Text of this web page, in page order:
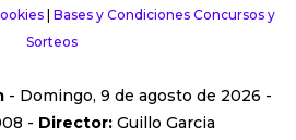
| Bases y Condiciones Concursos y
Sorteos
- Domingo, 9 de agosto de 2026 -
- Director:Guillo Garcia